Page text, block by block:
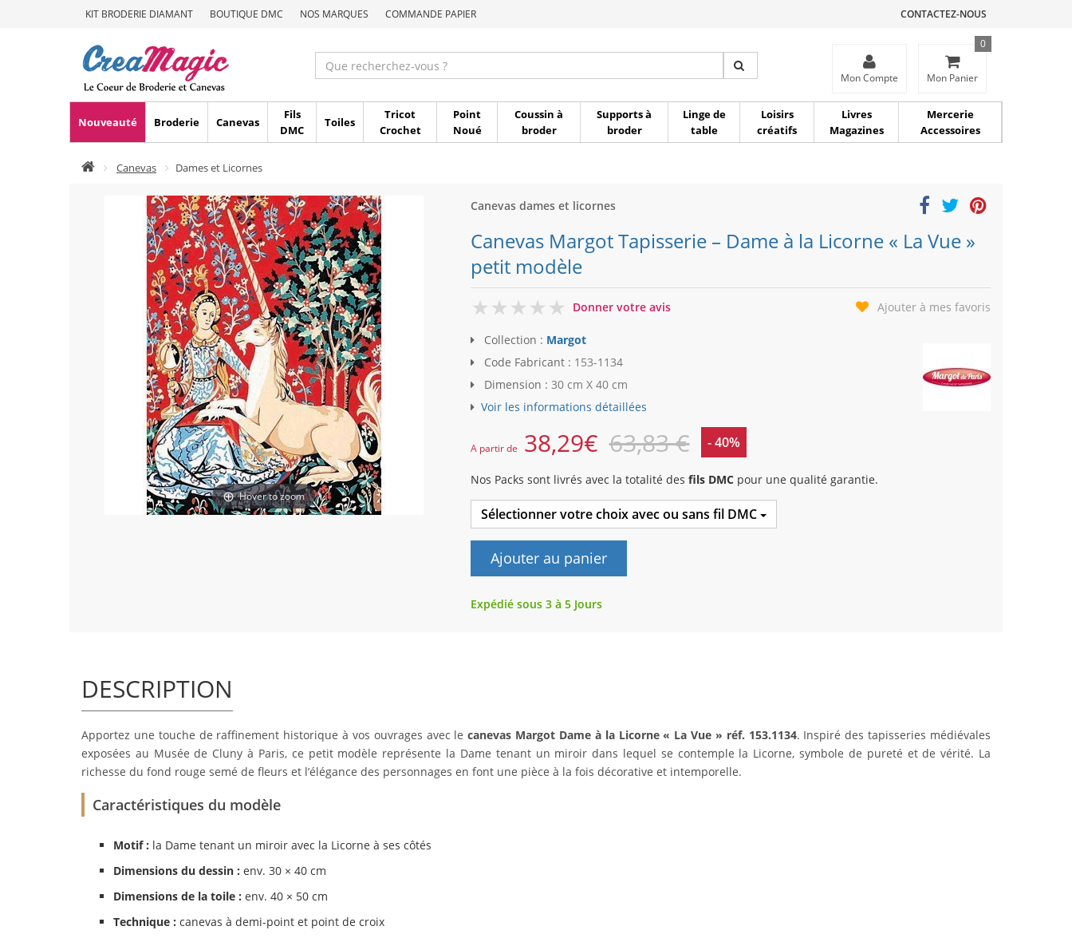
KIT BRODERIE DIAMANT BOUTIQUE DMC NOS MARQUES COMMANDE PAPIER CONTACTEZ-NOUS
Mon Compte Mon Panier
0
Nouveauté Broderie Canevas
Fils
DMC
Toiles
Tricot
Crochet
Point
Noué
Coussin à
broder
Supports à
broder
Linge de
table
Loisirs
créatifs
Livres
Magazines
Mercerie
Accessoires
Canevas Dames et Licornes
Hover to zoom
Canevas dames et licornes
Canevas Margot Tapisserie – Dame à la Licorne « La Vue »
petit modèle
0
Donner votre avis Ajouter à mes favoris
Collection : Margot
Code Fabricant : 153-1134
Dimension : 30 cm X 40 cm
Voir les informations détaillées
A partir de 38,29€ 63,83 € - 40%
Nos Packs sont livrés avec la totalité des fils DMCpour une qualité garantie.
Sélectionner votre choix avec ou sans fil DMC
Ajouter au panier
Expédié sous 3 à 5 Jours
DESCRIPTION
Apportez une touche de raffinement historique à vos ouvrages avec lecanevas Margot Dame à la Licorne « La Vue » réf. 153.1134. Inspiré des tapisseries médiévales
exposées au Musée de Cluny à Paris, ce petit modèle représente la Dame tenant un miroir dans lequel se contemple la Licorne, symbole de pureté et de vérité. La
richesse du fond rouge semé de fleurs et l’élégance des personnages en font une pièce à la fois décorative et intemporelle.
Caractéristiques du modèle
Motif : la Dame tenant un miroir avec la Licorne à ses côtés
Dimensions du dessin : env. 30 × 40 cm
Dimensions de la toile : env. 40 × 50 cm
Technique : canevas à demi-point et point de croix